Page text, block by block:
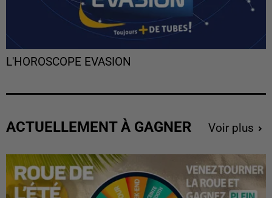
L'HOROSCOPE EVASION
ACTUELLEMENT À GAGNER Voir plus